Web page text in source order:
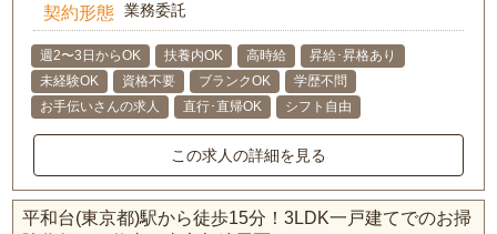
契約形態 業務委託
週2〜3日からOK 扶養内OK 高時給
昇給･昇格あり
未経験OK
資格不要 ブランクOK
学歴不問
お手伝いさんの求人
直行･直帰OK シフト自由
この求人の詳細を見る
平和台(東京都)駅から徒歩15分！3LDK一戸建てでのお掃